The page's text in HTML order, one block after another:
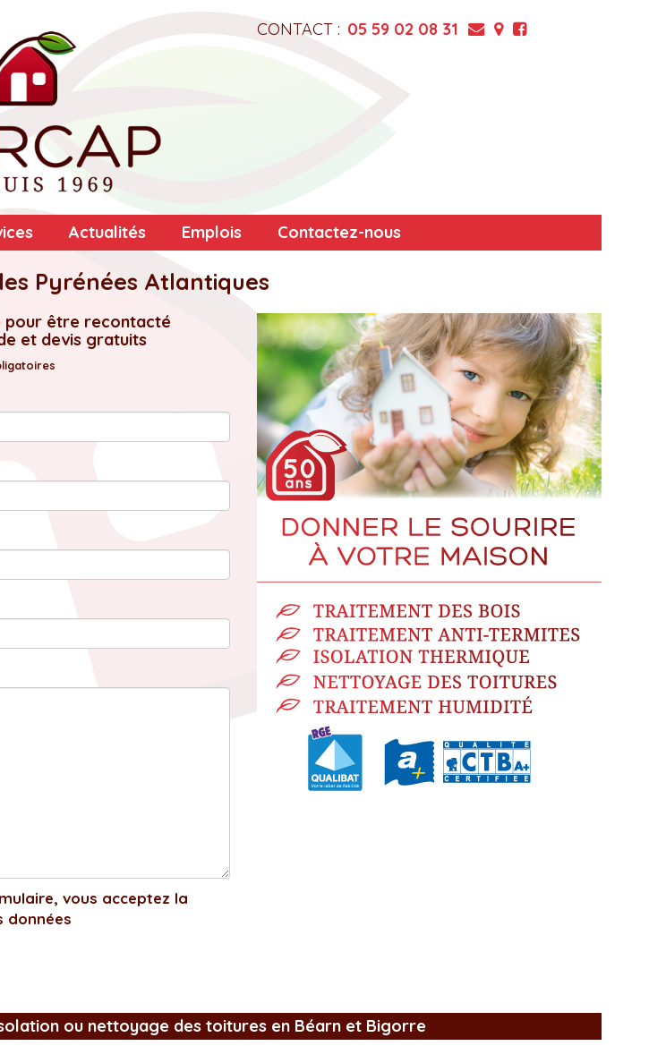
CONTACT : 05 59 02 08 31
Actualités Emplois Contactez-nous
Pyrénées Atlantiques
pour être recontacté
et devis gratuits
vous acceptez la
données
ou nettoyage des toitures en Béarn et Bigorre